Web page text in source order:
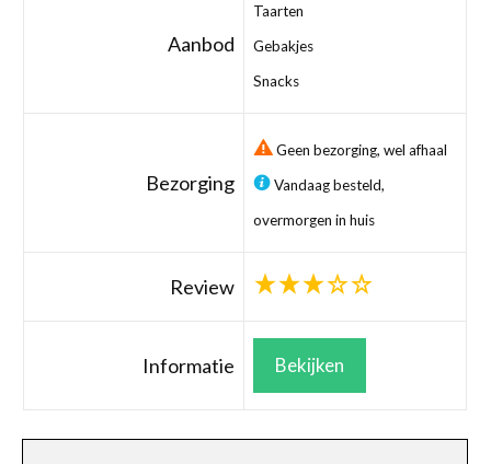
Aanbod
Taarten
Gebakjes
Snacks
Bezorging
Geen bezorging, wel afhaal
Vandaag besteld,
overmorgen in huis
Review
Informatie Bekijken